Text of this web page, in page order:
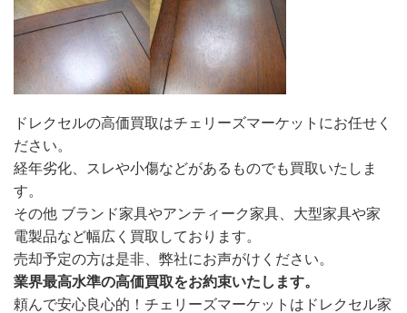
ドレクセルの高価買取はチェリーズマーケットにお任せく
ださい。
経年劣化、スレや小傷などがあるものでも買取いたしま
す。
その他 ブランド家具やアンティーク家具、大型家具や家
電製品など幅広く買取しております。
売却予定の方は是非、弊社にお声がけください。
業界最高水準の高価買取をお約束いたします。
頼んで安心良心的！チェリーズマーケットはドレクセル家